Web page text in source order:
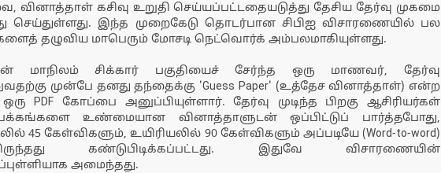
வினாத்தாள் கசிவு உறுதி செய்யப்பட்டதையடுத்து தேசிய தேர்வு முகமை
செய்துள்ளது. இந்த முறைகேடு தொடர்பான சிபிஐ விசாரணையில் பல
தழுவிய மாபெரும் மோசடி நெட்வொர்க் அம்பலமாகியுள்ளது.
மாநிலம் சிக்கார் பகுதியைச் சேர்ந்த ஒரு மாணவர், தேர்வு
முன்பே தனது தந்தைக்கு 'Guess Paper' (உத்தேச வினாத்தாள்) என்ற
PDF கோப்பை அனுப்பியுள்ளார். தேர்வு முடிந்த பிறகு ஆசிரியர்கள்
உண்மையான வினாத்தாளுடன் ஒப்பிட்டுப் பார்த்தபோது,
45 கேள்விகளும், உயிரியலில் 90 கேள்விகளும் அப்படியே (Word-to-word)
கண்டுபிடிக்கப்பட்டது. இதுவே விசாரணையின்
அமைந்தது.